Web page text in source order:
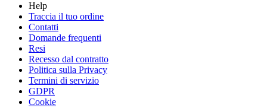
Help
Traccia il tuo ordine
Contatti
Domande frequenti
Resi
Recesso dal contratto
Politica sulla Privacy
Termini di servizio
GDPR
Cookie